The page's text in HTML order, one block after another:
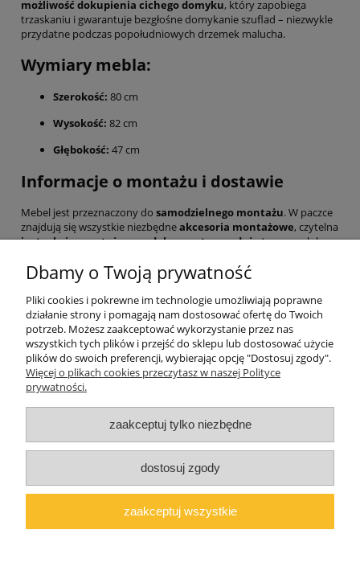
możliwość dokupienia cichego domyku, który zapobiega
trzaskaniu i gwarantuje bezgłośne domykanie szuflad – niezwykle
przydatne podczas popołudniowych drzemek malucha.
Wymiary mebla:
Szerokość: 80 cm
Wysokość: 82 cm
Głębokość: 47 cm
Informacje o montażu i dostawie
Mebel jest przeznaczony do samodzielnego montażu.W paczce
znajdują się wszystkie niezbędneakcesoria montażowe, czytelna
instrukcja montażuorazdokument sprzedaży(paragon lub na
Wybierz komodę MIŁOSZ N1 i stwórz funkcjonalną, bezpieczną
oraz bajkowo kolorową przestrzeń dla swojego dziecka.
Pomoc
Moje konto
O firmie
Polski producent mebli ALMER MEBLE | Okrajszów 20, 97-500
Radomsko, woj. łódzkie | NIP: 7722212376 | E-
marcin@almermeble.pl| Telefon:
Dbamy o Twoją prywatność
Pliki cookies i pokrewne im technologie umożliwiają poprawne
działanie strony i pomagają nam dostosować ofertę do Twoich
potrzeb. Możesz zaakceptować wykorzystanie przez nas
wszystkich tych plików i przejść do sklepu lub dostosować użycie
plików do swoich preferencji, wybierając opcję "Dostosuj zgody".
Więcej o plikach cookies przeczytasz w naszej Polityce
prywatności.
zaakceptuj tylko niezbędne
dostosuj zgody
zaakceptuj wszystkie